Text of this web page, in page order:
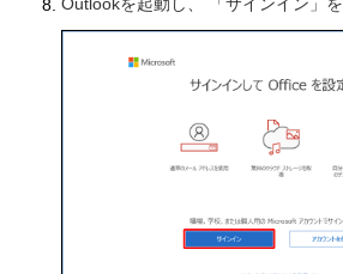
Outlookを起動し、 「サインイン」を